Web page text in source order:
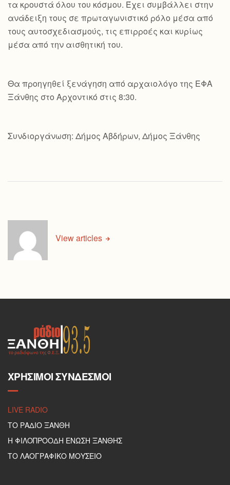
τα κρουστά όλου του κόσμου. Έχει συμβάλλει στην
ανάδειξη τους σε πρωταγωνιστικό ρόλο μέσα από
τους αυτοσχεδιασμούς, τις επιρροές και κυρίως
μέσα από την αισθητική του.
Θα προηγηθεί ξενάγηση από αρχαιολόγο της ΕΦΑ
Ξάνθης στο Αρχοντικό στις 8:30.
Συνδιοργάνωση: Δήμος Αβδήρων, Δήμος Ξάνθης
View articles
ΧΡΉΣΙΜΟΙ ΣΎΝΔΕΣΜΟΙ
LIVE RADIO
ΤΟ ΡΑΔΙΟ ΞΑΝΘΗ
Η ΦΙΛΟΠΡΟΟΔΗ ΕΝΩΣΗ ΞΑΝΘΗΣ
ΤΟ ΛΑΟΓΡΑΦΙΚΟ ΜΟΥΣΕΙΟ